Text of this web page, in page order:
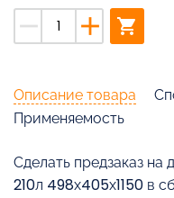
remove add shopping_cart
Описание товара
Применяемость
Cделать предзаказ
210л 498х405х1150 в